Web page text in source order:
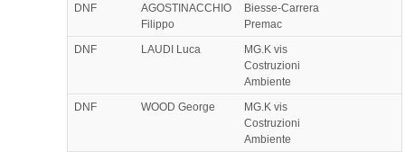
DNF
AGOSTINACCHIO
Filippo
Biesse-Carrera
Premac
DNF
LAUDI Luca
MG.K vis
Costruzioni
Ambiente
DNF
WOOD George
MG.K vis
Costruzioni
Ambiente